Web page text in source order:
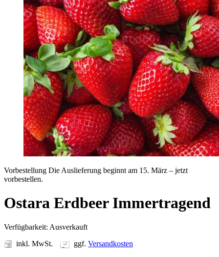
Vorbestellung Die Auslieferung beginnt am 15. März – jetzt
vorbestellen.
Ostara Erdbeer Immertragend
Verfügbarkeit: Ausverkauft
inkl. MwSt. ggf. Versandkosten